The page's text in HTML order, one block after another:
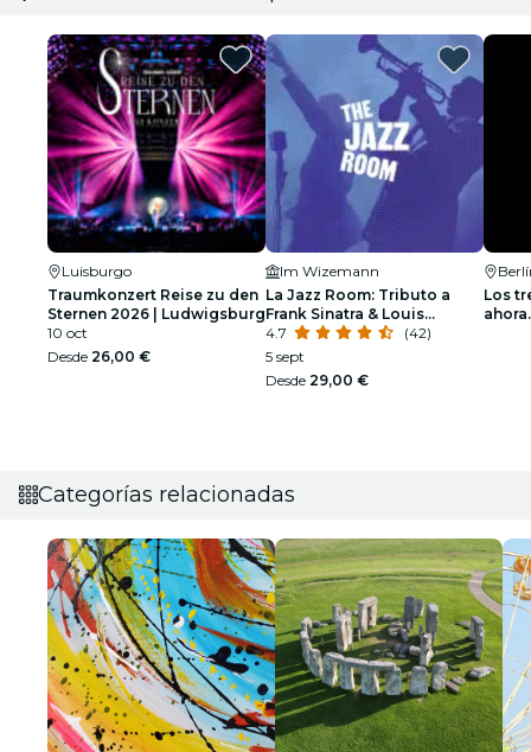
Luisburgo
Traumkonzert Reise zu den
Sternen 2026 | Ludwigsburg
10 oct
Desde 26,00 €
Im Wizemann
La Jazz Room: Tributo a
Frank Sinatra & Louis
Armstrong
4.7
(42)
5 sept
Desde 29,00 €
Los
Categorías relacionadas